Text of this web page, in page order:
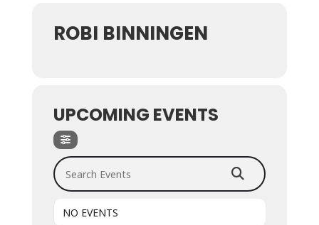
ROBI BINNINGEN
UPCOMING EVENTS
Search Events
NO EVENTS